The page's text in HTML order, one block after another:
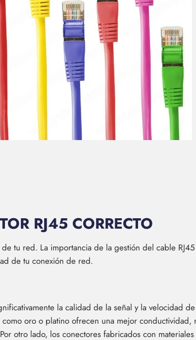
RJ45 CORRECTO
tu red. La importancia de la gestión del cable
de tu conexión de red.
la calidad de la señal y la velocidad de
oro o platino ofrecen una mejor conductividad,
otro lado, los conectores fabricados con